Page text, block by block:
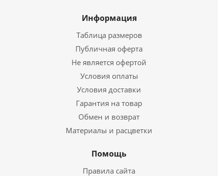
Информация
Таблица размеров
Публичная оферта
Не является офертой
Условия оплаты
Условия доставки
Гарантия на товар
Обмен и возврат
Материалы и расцветки
Помощь
Правила сайта